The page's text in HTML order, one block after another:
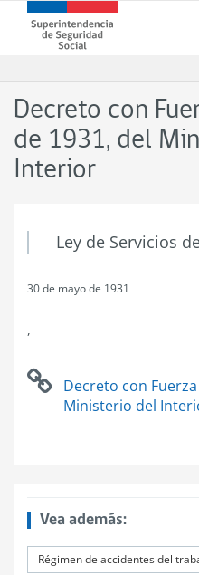
contenido
Superintendencia
de
-
Gobierno
de
Chile
Decreto con
de 1931, del
Interior
Ley de Servicios
30 de mayo de 1931
,
Decreto con
Ministerio del
Vea además:
Régimen de accidentes del